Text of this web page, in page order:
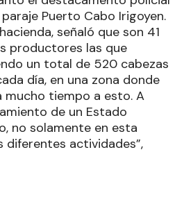
Puerto Cabo Irigoyen.
señaló que son 41
productores las que
un total de 520 cabezas
día, en una zona donde
mucho tiempo a esto. A
de un Estado
no solamente en esta
diferentes actividades”,